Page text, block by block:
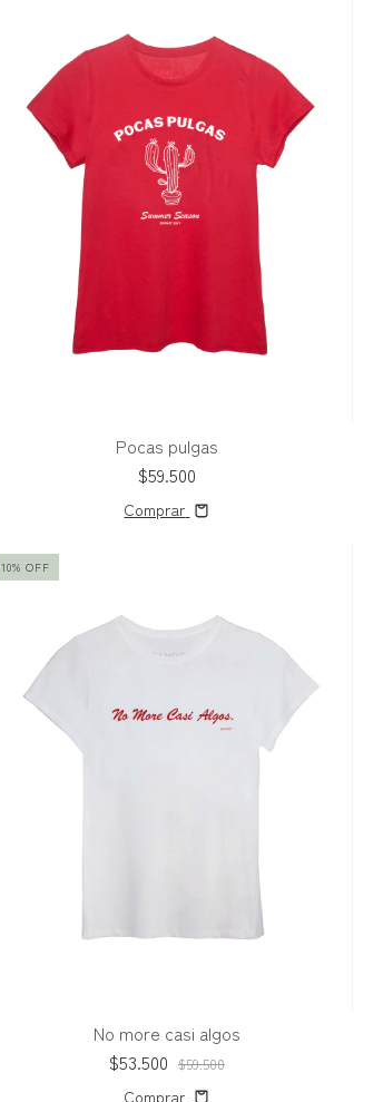
Pocas pulgas
$59.500
Comprar
10%OFF
No more casi algos
$53.500 $59.500
Comprar